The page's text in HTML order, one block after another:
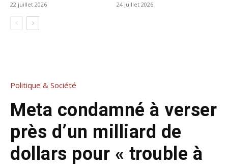
22 juillet 2026 24 juillet 2026